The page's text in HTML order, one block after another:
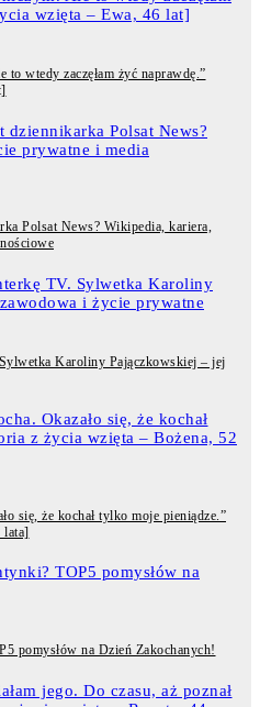
to wtedy zaczęłam żyć naprawdę.”
Polsat News? Wikipedia, kariera,
Karoliny Pajączkowskiej – jej
się, że kochał tylko moje pieniądze.”
lata]
pomysłów na Dzień Zakochanych!